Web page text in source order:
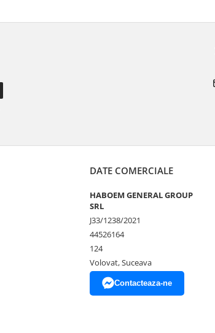
DATE COMERCIALE
HABOEM GENERAL GROUP
SRL
J33/1238/2021
44526164
124
Volovat, Suceava
Contacteaza-ne